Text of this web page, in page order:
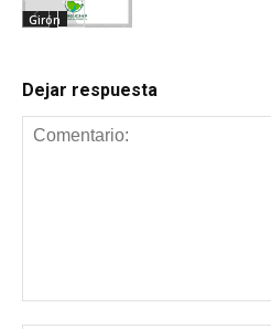
Girón
Dejar respuesta